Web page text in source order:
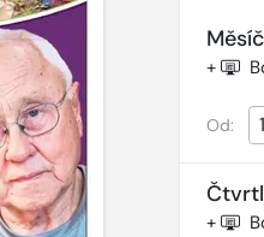
+
Od:
+